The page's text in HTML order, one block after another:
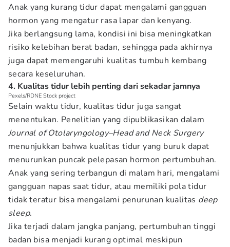
Anak yang kurang tidur dapat mengalami gangguan
hormon yang mengatur rasa lapar dan kenyang.
Jika berlangsung lama, kondisi ini bisa meningkatkan
risiko kelebihan berat badan, sehingga pada akhirnya
juga dapat memengaruhi kualitas tumbuh kembang
secara keseluruhan.
4. Kualitas tidur lebih penting dari sekadar jamnya
Pexels/RDNE Stock project
Selain waktu tidur, kualitas tidur juga sangat
menentukan. Penelitian yang dipublikasikan dalam
Journal of Otolaryngology–Head and Neck Surgery
menunjukkan bahwa kualitas tidur yang buruk dapat
menurunkan puncak pelepasan hormon pertumbuhan.
Anak yang sering terbangun di malam hari, mengalami
gangguan napas saat tidur, atau memiliki pola tidur
tidak teratur bisa mengalami penurunan kualitas deep
sleep.
Jika terjadi dalam jangka panjang, pertumbuhan tinggi
badan bisa menjadi kurang optimal meskipun